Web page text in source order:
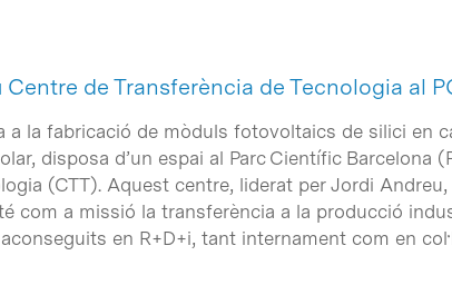
Centre de Transferència de Tecnologia al
a la fabricació de mòduls fotovoltaics de silici en
disposa d’un espai al Parc Científic Barcelona
(CTT). Aquest centre, liderat per Jordi
com a missió la transferència a la producció
en R+D+i, tant internament com en